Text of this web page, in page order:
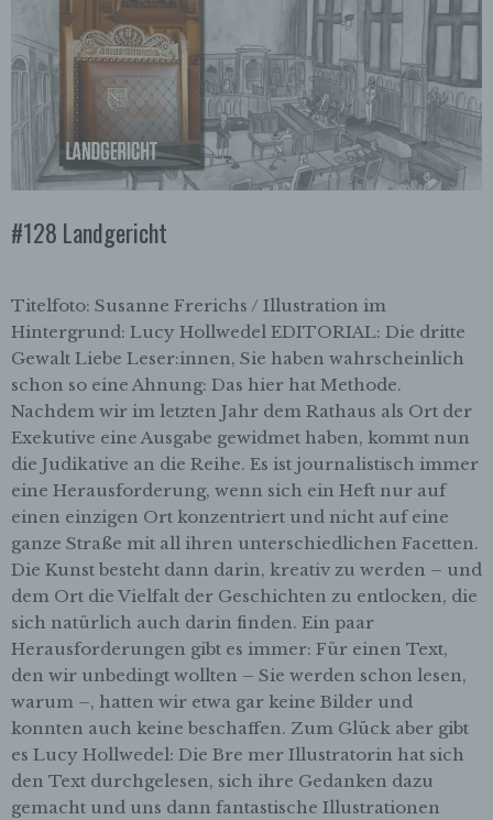
#128 Landgericht
Titelfoto: Susanne Frerichs / Illustration im
Hintergrund: Lucy Hollwedel EDITORIAL: Die dritte
Gewalt Liebe Leser:innen, Sie haben wahrscheinlich
schon so eine Ahnung: Das hier hat Methode.
Nachdem wir im letzten Jahr dem Rathaus als Ort der
Exekutive eine Ausgabe gewidmet haben, kommt nun
die Judikative an die Reihe. Es ist journalistisch immer
eine Herausforderung, wenn sich ein Heft nur auf
einen einzigen Ort konzentriert und nicht auf eine
ganze Straße mit all ihren unterschiedlichen Facetten.
Die Kunst besteht dann darin, kreativ zu werden – und
dem Ort die Vielfalt der Geschichten zu entlocken, die
sich natürlich auch darin finden. Ein paar
Herausforderungen gibt es immer: Für einen Text,
den wir unbedingt wollten – Sie werden schon lesen,
warum –, hatten wir etwa gar keine Bilder und
konnten auch keine beschaffen. Zum Glück aber gibt
es Lucy Hollwedel: Die Bre mer Illustratorin hat sich
den Text durchgelesen, sich ihre Gedanken dazu
gemacht und uns dann fantastische Illustrationen
Deutschland
0421349670
E-Mail: info@inneremission-bremen.de
Cookies / SessionStorage / LocalStorage
Die Internetseiten verwenden teilweise so
genannte Cookies, LocalStorage und
nutzerfreundlicher, effektiver und sicherer zu
auf Ihrem Computer oder mobilen Gerät
abspeichert. Cookies sind Textdateien, welche
über einen Internetbrowser auf einem
Computersystem abgelegt und gespeichert
werden. Sie können die Verwendung von Cookies,
LocalStorage und SessionStorage durch
entsprechende Einstellung in Ihrem Browser
verhindern.
Zahlreiche Internetseiten und Server verwenden
Cookies. Viele Cookies enthalten eine sogenannte
Cookie-ID. Eine Cookie-ID ist eine eindeutige
Kennung des Cookies. Sie besteht aus einer
Zeichenfolge, durch welche Internetseiten und
Server dem konkreten Internetbrowser zugeordnet
werden können, in dem das Cookie gespeichert
wurde. Dies ermöglicht es den besuchten
Internetseiten und Servern, den individuellen
Browser der betroffenen Person von anderen
Internetbrowsern, die andere Cookies enthalten,
zu unterscheiden. Ein bestimmter Internetbrowser
kann über die eindeutige Cookie-ID wiedererkannt
und identifiziert werden.